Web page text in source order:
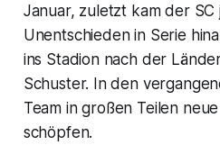
Januar, zuletzt kam der
Unentschieden in Serie
ins Stadion nach der
Schuster. In den
Team in großen Teilen
schöpfen.